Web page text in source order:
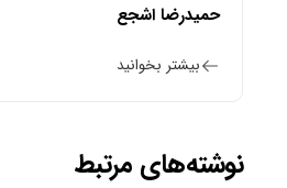
حمیدرضا اشجع
بیشتر بخوانید
نوشته‌های مرتبط